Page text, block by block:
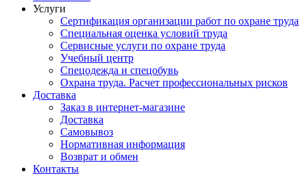
Услуги
Сертификация организации работ по охране труда
Специальная оценка условий труда
Сервисные услуги по охране труда
Учебный центр
Спецодежда и спецобувь
Охрана труда. Расчет профессиональных рисков
Доставка
Заказ в интернет-магазине
Доставка
Самовывоз
Нормативная информация
Возврат и обмен
Контакты